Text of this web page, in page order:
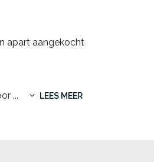
apart aangekocht
... LEES MEER